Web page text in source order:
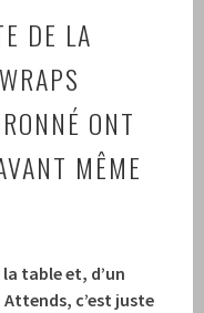
DE LA
ONT
MÊME
table et, d’un
c’est juste